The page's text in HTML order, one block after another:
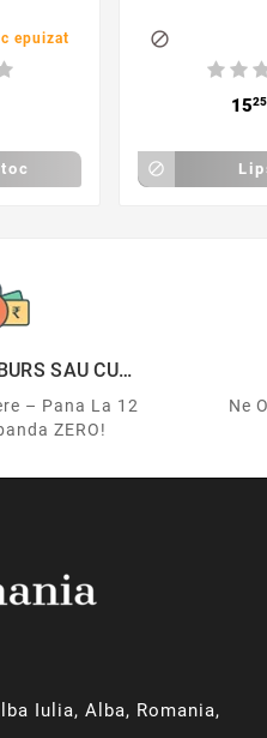
epuizat 
1525

SAU CU
– Pana La 12
ZERO!
Ne
Iulia, Alba, Romania,